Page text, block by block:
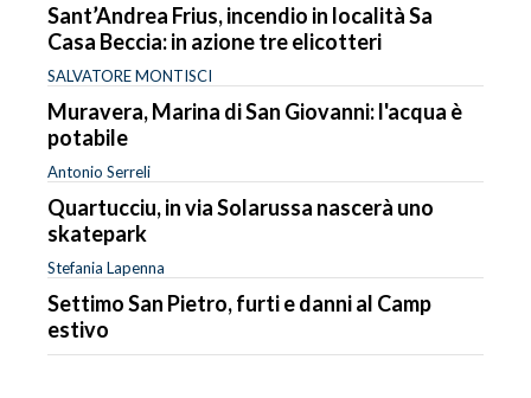
Sant’Andrea Frius, incendio in località Sa
Casa Beccia: in azione tre elicotteri
SALVATORE MONTISCI
Muravera, Marina di San Giovanni: l'acqua è
potabile
Antonio Serreli
Quartucciu, in via Solarussa nascerà uno
skatepark
Stefania Lapenna
Settimo San Pietro, furti e danni al Camp
estivo